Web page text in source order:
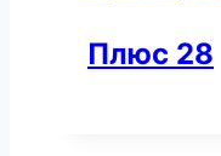
Плюс 28